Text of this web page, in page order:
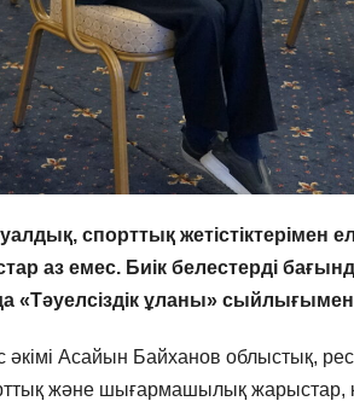
спорттық жетістіктерімен
аз емес. Биік белестерді
«Тәуелсіздік ұланы»
Асайын Байханов облыстық,
және шығармашылық жарыстар,